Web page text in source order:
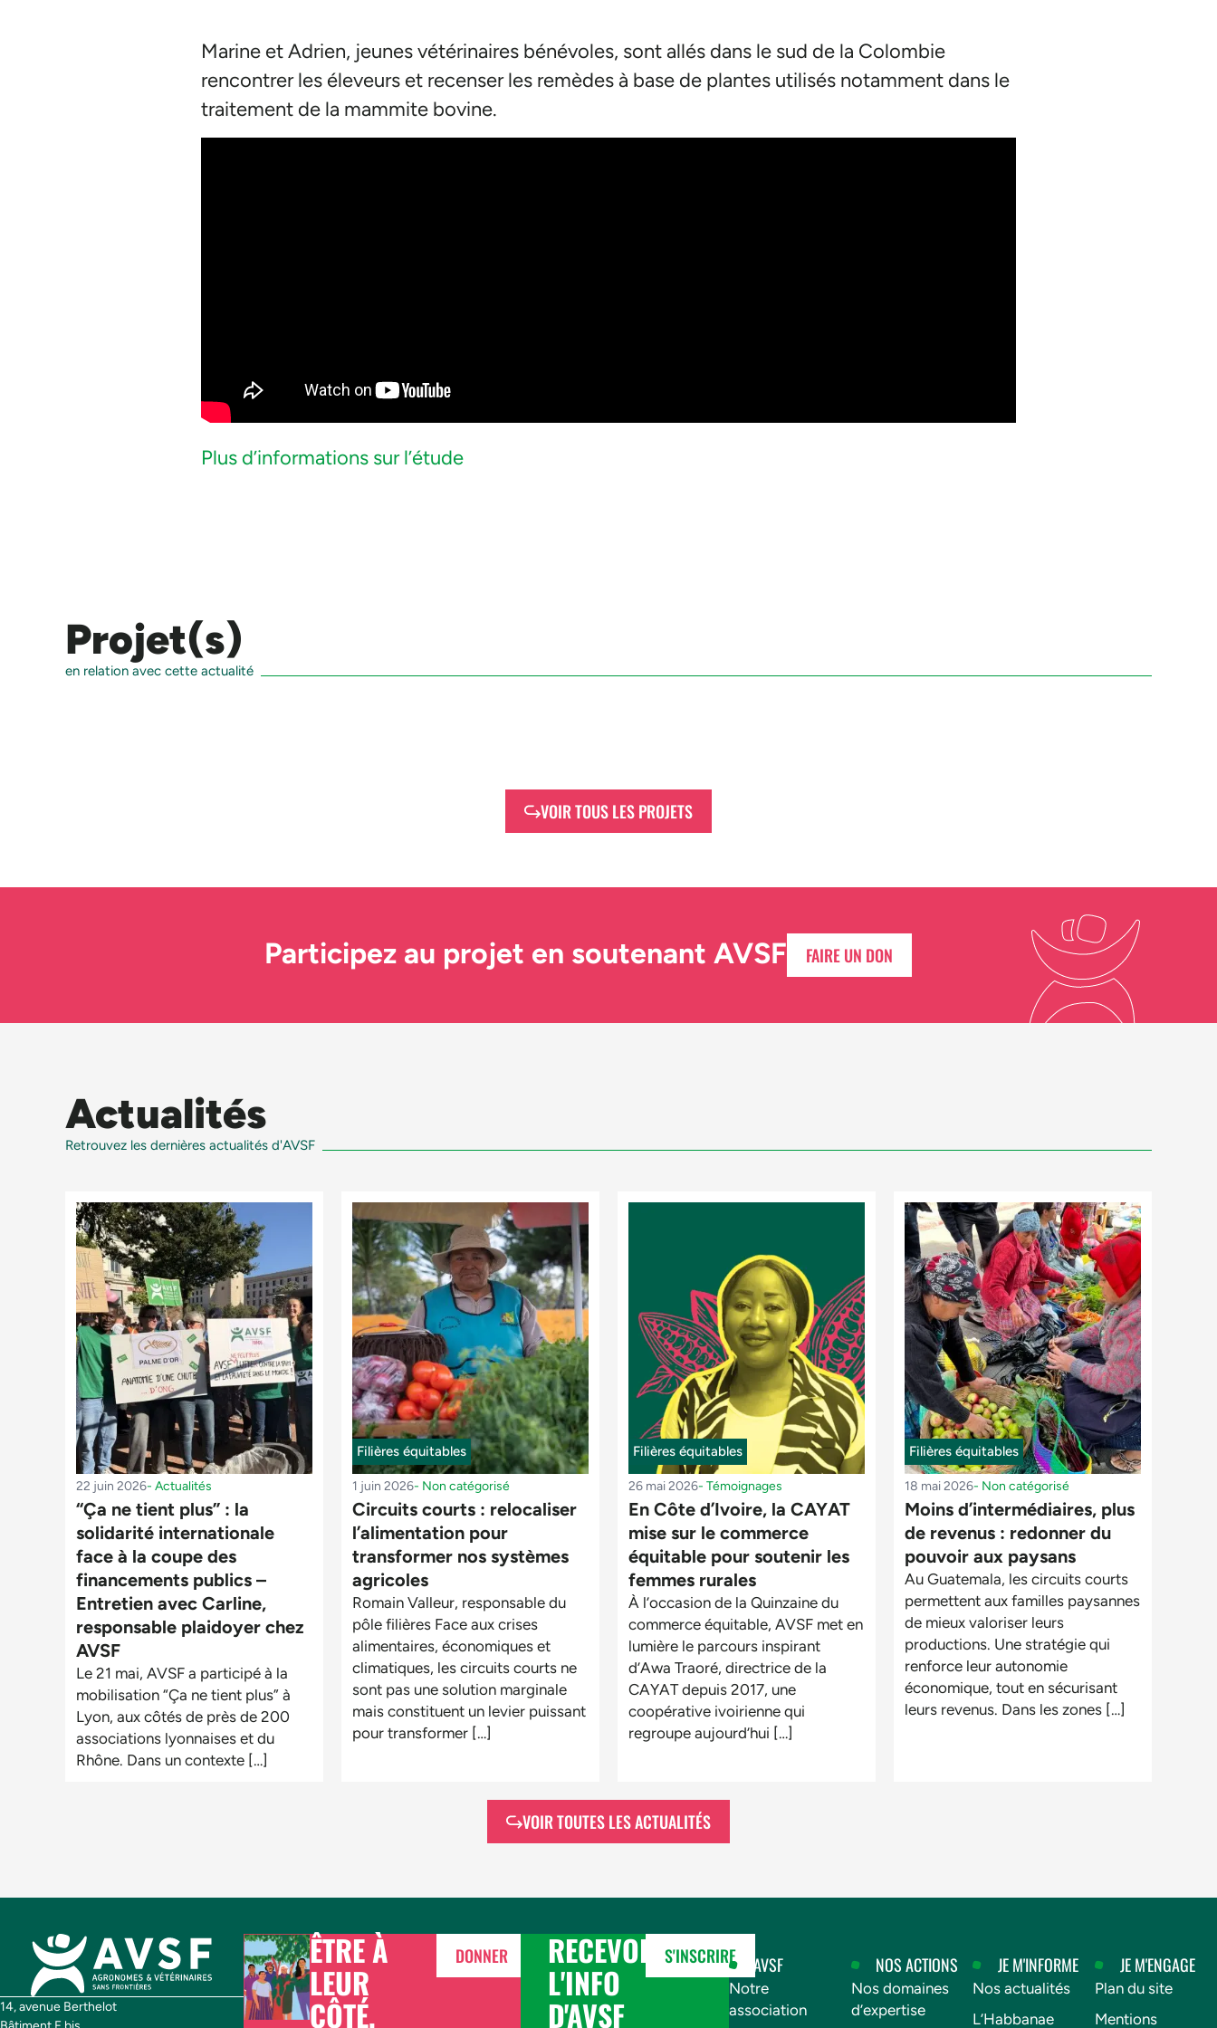
Marine et Adrien, jeunes vétérinaires bénévoles, sont allés dans le sud de la Colombie
rencontrer les éleveurs et recenser les remèdes à base de plantes utilisés notamment dans le
traitement de la mammite bovine.
Plus d’informations sur l’étude
Projet(s)
en relation avec cette actualité
VOIR TOUS LES PROJETS
Participez au projet en soutenant AVSF FAIRE UN DON
Actualités
Retrouvez les dernières actualités d'AVSF
22 juin 2026- Actualités
“Ça ne tient plus” : la
solidarité internationale
face à la coupe des
financements publics –
Entretien avec Carline,
responsable plaidoyer chez
AVSF
Le 21 mai, AVSF a participé à la
mobilisation “Ça ne tient plus” à
Lyon, aux côtés de près de 200
associations lyonnaises et du
Rhône. Dans un contexte […]
Filières équitables
1 juin 2026- Non catégorisé
Circuits courts : relocaliser
l’alimentation pour
transformer nos systèmes
agricoles
Romain Valleur, responsable du
pôle filières Face aux crises
alimentaires, économiques et
climatiques, les circuits courts ne
sont pas une solution marginale
mais constituent un levier puissant
pour transformer […]
Filières équitables
26 mai 2026- Témoignages
En Côte d’Ivoire, la CAYAT
mise sur le commerce
équitable pour soutenir les
femmes rurales
À l’occasion de la Quinzaine du
commerce équitable, AVSF met en
lumière le parcours inspirant
d’Awa Traoré, directrice de la
CAYAT depuis 2017, une
coopérative ivoirienne qui
regroupe aujourd’hui […]
Filières équitables
18 mai 2026- Non catégorisé
Moins d’intermédiaires, plus
de revenus : redonner du
pouvoir aux paysans
Au Guatemala, les circuits courts
permettent aux familles paysannes
de mieux valoriser leurs
productions. Une stratégie qui
renforce leur autonomie
économique, tout en sécurisant
leurs revenus. Dans les zones […]
VOIR TOUTES LES ACTUALITÉS
14, avenue Berthelot
ÊTRE À
LEUR
CÔTÉ,
DONNER RECEVOIR
L'INFO
D'AVSF
S'INSCRIRE AVSF
Notre
association
NOS ACTIONS
Nos domaines
d’expertise
JE M'INFORME
Nos actualités
L’Habbanae
JE M'ENGAGE
Plan du site
Mentions